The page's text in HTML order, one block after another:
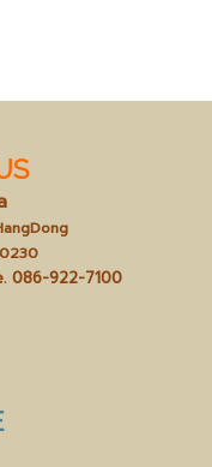
086-922-7100